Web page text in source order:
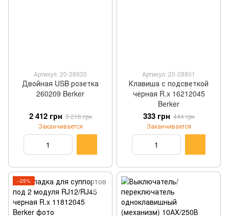
Артикул: 20-28935
Двойная USB розетка
260209 Berker
2 412 грн 3 216 грн
Заканчивается
Артикул: 20-28801
Клавиша с подсветкой
черная R.x 16212045
Berker
333 грн 444 грн
Заканчивается
−25%